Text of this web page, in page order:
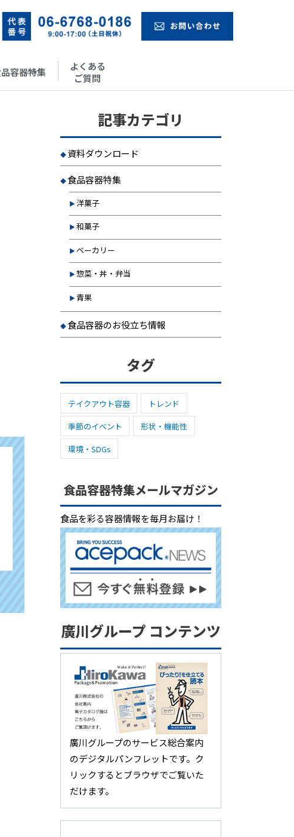
容器特集
よくある
ご質問
記事カテゴリ
資料ダウンロード
食品容器特集
洋菓子
和菓子
ベーカリー
惣菜・丼・弁当
青果
食品容器のお役立ち情報
タグ
テイクアウト容器
トレンド
季節のイベント
形状・機能性
環境・SDGs
食品容器特集メールマガジン
食品を彩る容器情報を毎月お届け！
廣川グループ コンテンツ
廣川グループのサービス総合案内
のデジタルパンフレットです。ク
リックするとブラウザでご覧いた
だけます。